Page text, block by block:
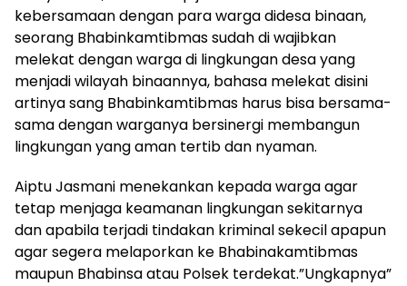
kebersamaan dengan para warga didesa binaan,
seorang Bhabinkamtibmas sudah di wajibkan
melekat dengan warga di lingkungan desa yang
menjadi wilayah binaannya, bahasa melekat disini
artinya sang Bhabinkamtibmas harus bisa bersama-
sama dengan warganya bersinergi membangun
lingkungan yang aman tertib dan nyaman.
Aiptu Jasmani menekankan kepada warga agar
tetap menjaga keamanan lingkungan sekitarnya
dan apabila terjadi tindakan kriminal sekecil apapun
agar segera melaporkan ke Bhabinakamtibmas
maupun Bhabinsa atau Polsek terdekat.”Ungkapnya”